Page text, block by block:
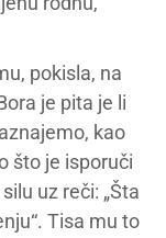
pokisla, na
je pita je li
kao
što je isporuči
uz reči: „Šta
Tisa mu to